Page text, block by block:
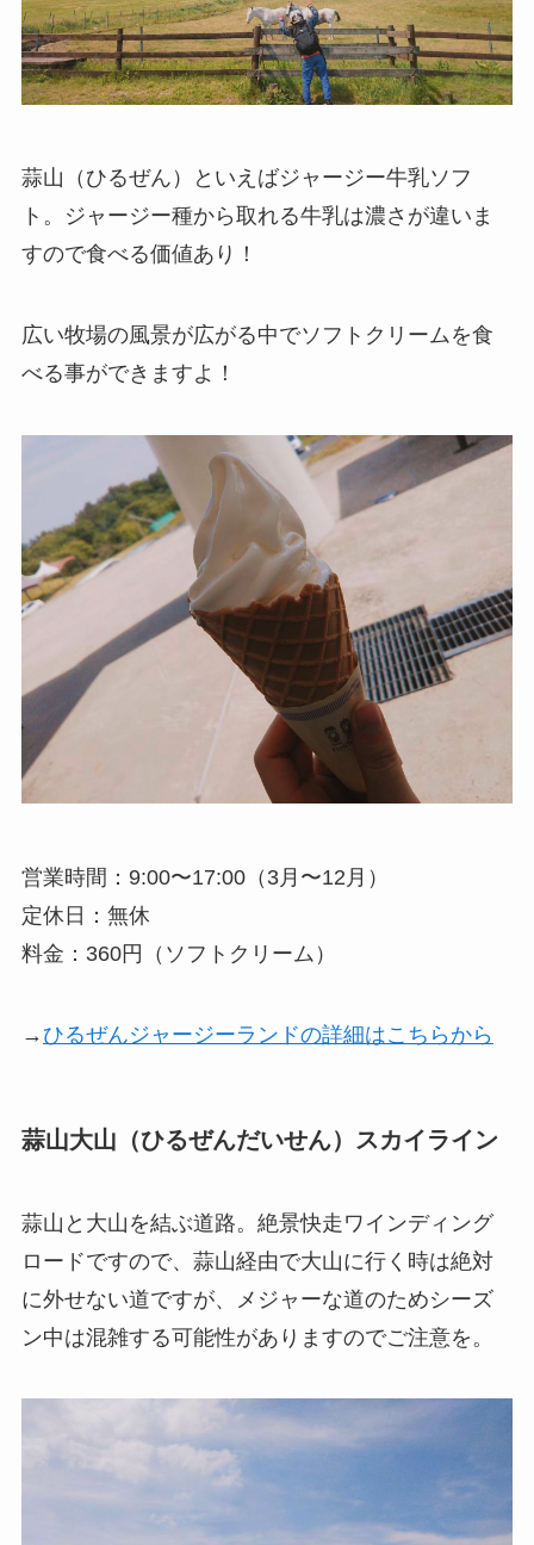
蒜山（ひるぜん）といえばジャージー牛乳ソフ
ト。ジャージー種から取れる牛乳は濃さが違いま
すので食べる価値あり！
広い牧場の風景が広がる中でソフトクリームを食
べる事ができますよ！
営業時間：9:00〜17:00（3月〜12月）
定休日：無休
料金：360円（ソフトクリーム）
→ひるぜんジャージーランドの詳細はこちらから
蒜山大山（ひるぜんだいせん）スカイライン
蒜山と大山を結ぶ道路。絶景快走ワインディング
ロードですので、蒜山経由で大山に行く時は絶対
に外せない道ですが、メジャーな道のためシーズ
ン中は混雑する可能性がありますのでご注意を。